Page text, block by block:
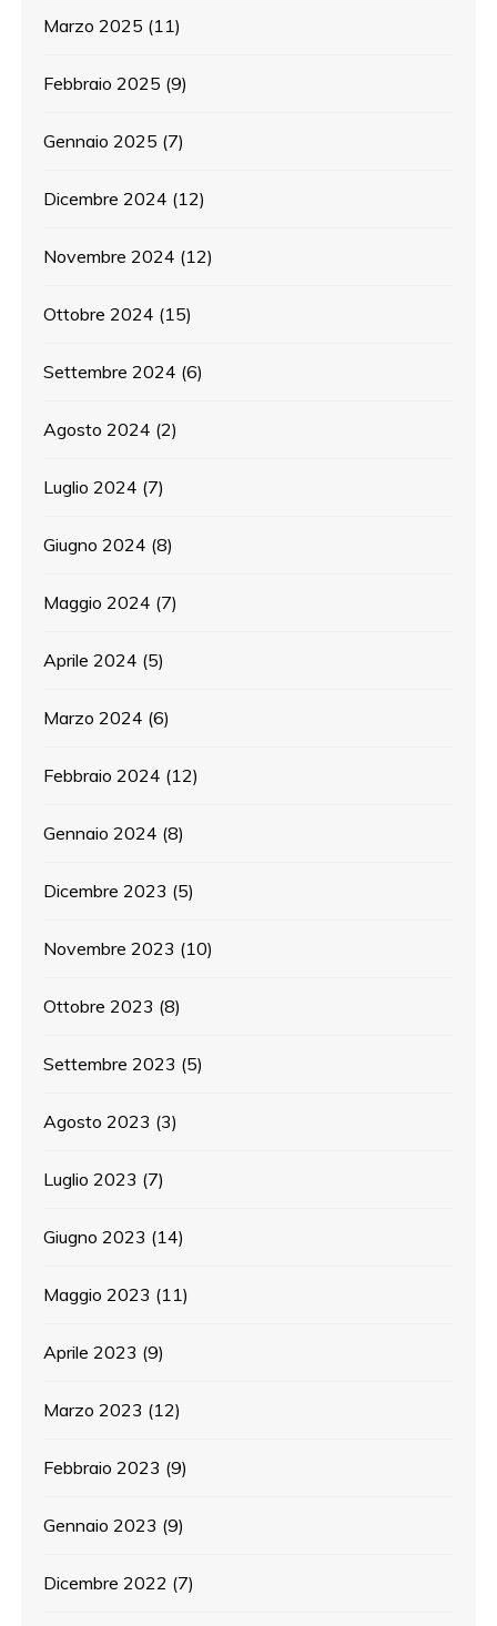
Marzo 2025 (11)
Febbraio 2025 (9)
Gennaio 2025 (7)
Dicembre 2024 (12)
Novembre 2024 (12)
Ottobre 2024 (15)
Settembre 2024 (6)
Agosto 2024 (2)
Luglio 2024 (7)
Giugno 2024 (8)
Maggio 2024 (7)
Aprile 2024 (5)
Marzo 2024 (6)
Febbraio 2024 (12)
Gennaio 2024 (8)
Dicembre 2023 (5)
Novembre 2023 (10)
Ottobre 2023 (8)
Settembre 2023 (5)
Agosto 2023 (3)
Luglio 2023 (7)
Giugno 2023 (14)
Maggio 2023 (11)
Aprile 2023 (9)
Marzo 2023 (12)
Febbraio 2023 (9)
Gennaio 2023 (9)
Dicembre 2022 (7)